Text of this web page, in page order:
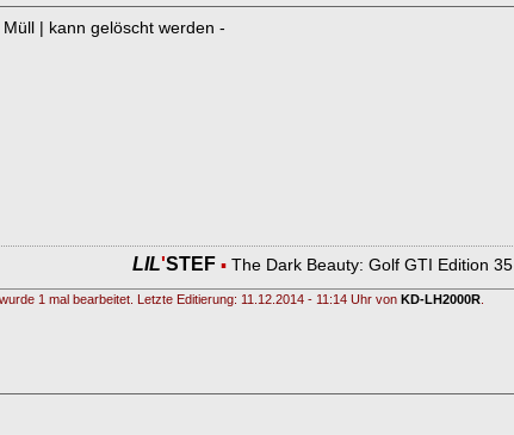
| kann gelöscht werden -
LIL'STEF ▪The Dark Beauty: Golf GTI Edition 35
1 mal bearbeitet. Letzte Editierung: 11.12.2014 - 11:14 Uhr von KD-LH2000R